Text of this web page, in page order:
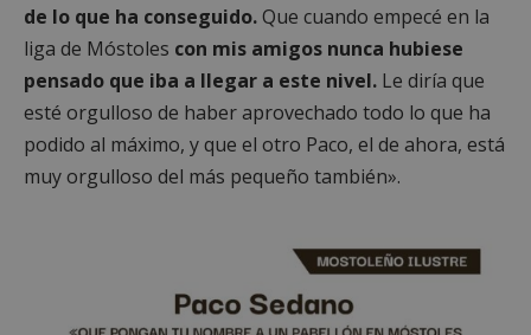
de lo que ha conseguido.Que cuando empecé en la
liga de Móstoles con mis amigos nunca hubiese
pensado que iba a llegar a este nivel. Le diría que
esté orgulloso de haber aprovechado todo lo que ha
podido al máximo, y que el otro Paco, el de ahora, está
muy orgulloso del más pequeño también».